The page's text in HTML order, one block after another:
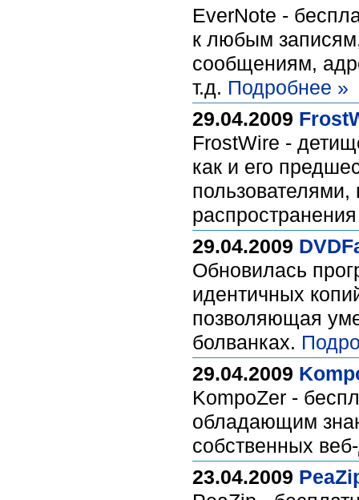
EverNote -
к любым
сообщениям,
т.д. Подробнее »
29.04.2009
FrostWire -
как и его
29.04.2009
Обновилась
идентичных
позволяющая
болванках.
29.04.2009
KompoZer -
обладающим
собственных
23.04.2009